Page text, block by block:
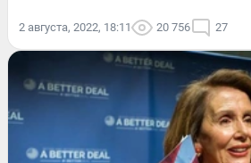
2 августа, 2022, 18:11 20 756 27